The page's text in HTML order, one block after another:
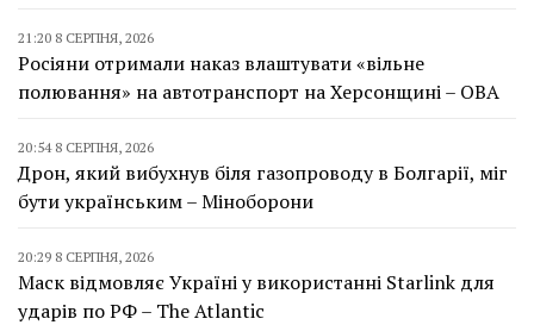
21:20 8 СЕРПНЯ, 2026
Росіяни отримали наказ влаштувати «вільне
полювання» на автотранспорт на Херсонщині – ОВА
20:54 8 СЕРПНЯ, 2026
Дрон, який вибухнув біля газопроводу в Болгарії, міг
бути українським – Міноборони
20:29 8 СЕРПНЯ, 2026
Маск відмовляє Україні у використанні Starlink для
ударів по РФ – The Atlantic